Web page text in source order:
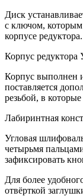
Диск
с ключом, которым
корпусе редуктора.
Корпус редуктора
Корпус выполнен
поставляется
резьбой, в
Лабиринтная
Угловая
четырьмя
зафиксировать
Для более
отвёрткой